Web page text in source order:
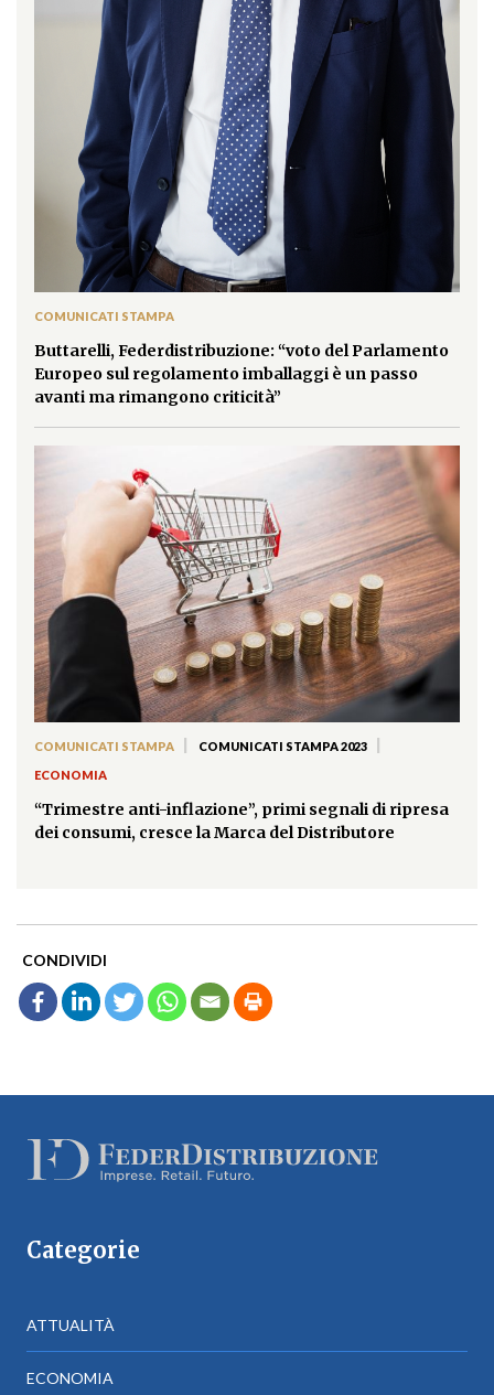
COMUNICATI STAMPA
Buttarelli, Federdistribuzione: “voto del Parlamento
Europeo sul regolamento imballaggi è un passo
avanti ma rimangono criticità”
COMUNICATI STAMPA COMUNICATI STAMPA 2023
ECONOMIA
“Trimestre anti-inflazione”, primi segnali di ripresa
dei consumi, cresce la Marca del Distributore
CONDIVIDI
Categorie
ATTUALITÀ
ECONOMIA